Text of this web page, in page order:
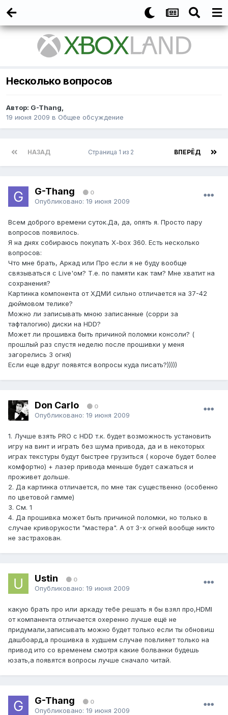
Несколько вопросов
Автор: G-Thang,
19 июня 2009 в Общее обсуждение
НАЗАД ВПЕРЁД
Страница 1 из 2
G-Thang 0
Опубликовано: 19 июня 2009
Всем доброго времени суток.Да, да, опять я. Просто пару
вопросов появилось.
Я на днях собираюсь покупать X-box 360. Есть несколько
вопросов:
Что мне брать, Аркад или Про если я не буду вообще
связываться с Live'ом? Т.е. по памяти как там? Мне хватит на
сохранения?
Картинка компонента от ХДМИ сильно отличается на 37-42
дюймовом телике?
Можно ли записывать мною записанные (сорри за
тафталогию) диски на HDD?
Может ли прошивка быть причиной поломки консоли? (
прошлый раз спустя неделю после прошивки у меня
загорелись 3 огня)
Если еще вдруг появятся вопросы куда писать?)))))
Don Carlo 0
Опубликовано: 19 июня 2009
1. Лучше взять PRO с HDD т.к. будет возможность установить
игру на винт и играть без шума привода, да и в некоторых
играх текстуры будут быстрее грузиться ( короче будет более
комфортно) + лазер привода меньше будет сажаться и
проживет дольше.
2. Да картинка отличается, по мне так существенно (особенно
по цветовой гамме)
3. См. 1
4. Да прошивка может быть причиной поломки, но только в
случае криворукости "мастера". А от 3-х огней вообще никто
не застрахован.
Ustin 0
Опубликовано: 19 июня 2009
какую брать про или аркаду тебе решать я бы взял про,HDMI
от компанента отличается охеренно лучше ещё не
придумали,записывать можно будет только если ты обновиш
дашбоард,а прошивка в худшем случае повлияет только на
привод ито со временем смотря какие болванки будешь
юзать,а появятся вопросы лучше сначало читай.
G-Thang 0
Опубликовано: 19 июня 2009